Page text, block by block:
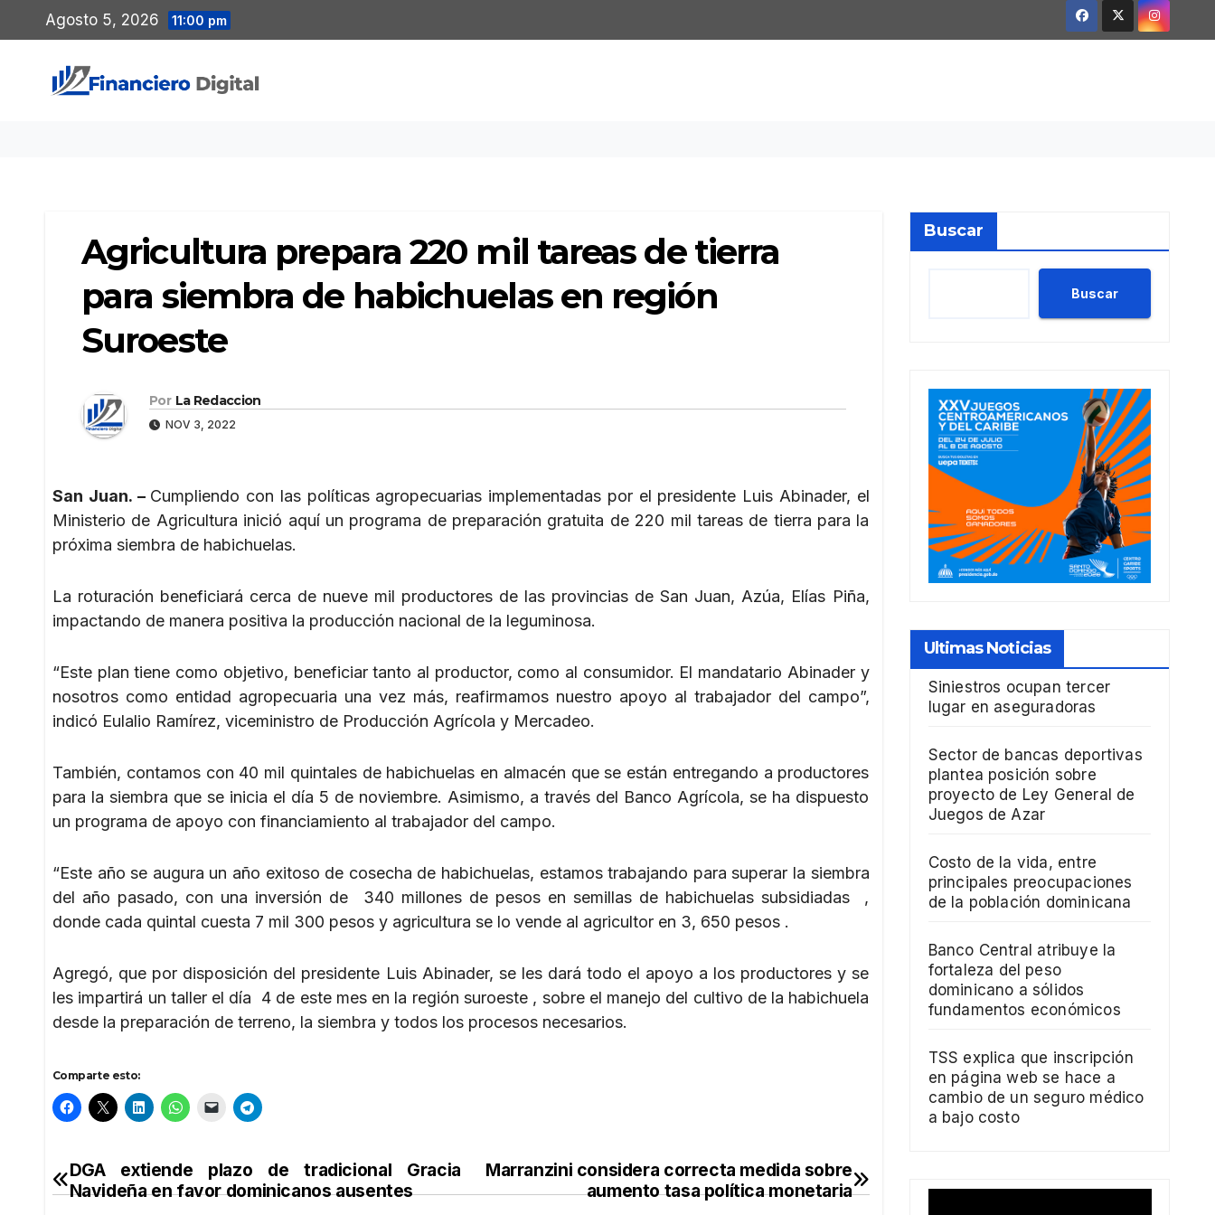
al
contenido
Agosto 5, 2026 11:00 pm
Agricultura prepara 220 mil tareas de tierra
para siembra de habichuelas en región
Suroeste
Por La Redaccion
NOV 3, 2022
San Juan. – Cumpliendo con las políticas agropecuarias implementadas por el presidente Luis Abinader, el
Ministerio de Agricultura inició aquí un programa de preparación gratuita de 220 mil tareas de tierra para la
próxima siembra de habichuelas.
La roturación beneficiará cerca de nueve mil productores de las provincias de San Juan, Azúa, Elías Piña,
impactando de manera positiva la producción nacional de la leguminosa.
“Este plan tiene como objetivo, beneficiar tanto al productor, como al consumidor. El mandatario Abinader y
nosotros como entidad agropecuaria una vez más, reafirmamos nuestro apoyo al trabajador del campo”,
indicó Eulalio Ramírez, viceministro de Producción Agrícola y Mercadeo.
También, contamos con 40 mil quintales de habichuelas en almacén que se están entregando a productores
para la siembra que se inicia el día 5 de noviembre. Asimismo, a través del Banco Agrícola, se ha dispuesto
un programa de apoyo con financiamiento al trabajador del campo.
“Este año se augura un año exitoso de cosecha de habichuelas, estamos trabajando para superar la siembra
del año pasado, con una inversión de 340 millones de pesos en semillas de habichuelas subsidiadas ,
donde cada quintal cuesta 7 mil 300 pesos y agricultura se lo vende al agricultor en 3, 650 pesos .
Agregó, que por disposición del presidente Luis Abinader, se les dará todo el apoyo a los productores y se
les impartirá un taller el día 4 de este mes en la región suroeste , sobre el manejo del cultivo de la habichuela
desde la preparación de terreno, la siembra y todos los procesos necesarios.
Comparte esto:
Navegación
Marranzini considera correcta medida sobre
aumento tasa política monetaria
DGA extiende plazo de tradicional Gracia
Navideña en favor dominicanos ausentes
Buscar
Buscar
Ultimas Noticias
Siniestros ocupan tercer
lugar en aseguradoras
Sector de bancas deportivas
plantea posición sobre
proyecto de Ley General de
Juegos de Azar
Costo de la vida, entre
principales preocupaciones
de la población dominicana
Banco Central atribuye la
fortaleza del peso
dominicano a sólidos
fundamentos económicos
TSS explica que inscripción
en página web se hace a
cambio de un seguro médico
a bajo costo